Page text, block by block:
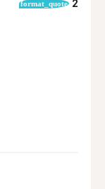
format_quote 2